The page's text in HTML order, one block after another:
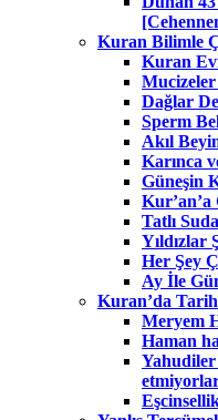
Kuran Bilimle
Kuran
Mucizeler
Dağlar
Sperm
Akıl
Karınca
Güneşin
Tatlı
Yıldızlar
Her Şey
Ay İle
Kuran’da
Meryem
Haman
Yahudiler
etmiyorlar